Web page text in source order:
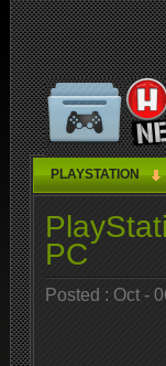
PLAYSTATION
PC
Posted : Oct -